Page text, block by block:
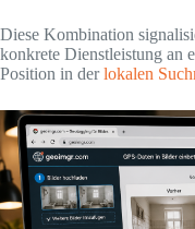
Diese Kombination
konkrete Dienstleistung an
Position in derlokalen